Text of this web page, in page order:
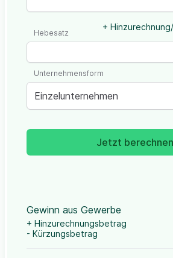
+
Hebesatz
Einzelunternehmen
Unternehmensform
Jetzt berechnen
Gewinn aus Gewerbe
+ Hinzurechnungsbetrag
- Kürzungsbetrag